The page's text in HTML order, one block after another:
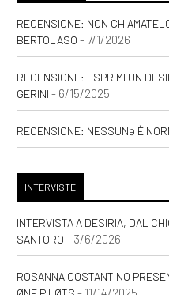
RECENSIONE: NON
BERTOLASO - 7/1/2026
RECENSIONE: ESPRIMI UN
GERINI - 6/15/2025
RECENSIONE: NESSUNƏ È
INTERVISTE
INTERVISTA A DESIRIA, DAL
SANTORO - 3/6/2026
ROSANNA COSTANTINO